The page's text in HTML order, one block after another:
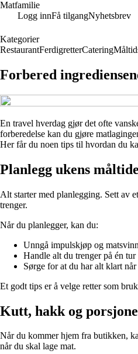
Matfamilie
Logg innFå tilgangNyhetsbrev
Kategorier
RestaurantFerdigretterCatering
Forbered
En travel hverdag gjør det ofte
forberedelse kan du gjøre
Her får du noen tips til hvordan du
Planlegg ukens
Alt starter med planlegging. Sett av
trenger.
Når du planlegger, kan du:
Unngå impulskjøp og
Handle alt du trenger på én
Sørge for at du har alt klart
Et godt tips er å velge retter som
Kutt, hakk og
Når du kommer hjem fra butikken,
når du skal lage mat.